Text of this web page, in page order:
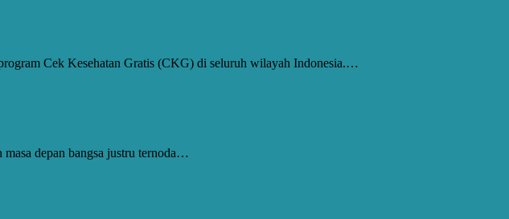
Cek Kesehatan Gratis (CKG) di seluruh wilayah Indonesia.…
masa depan bangsa justru ternoda…